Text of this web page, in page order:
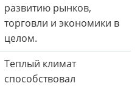
развитию рынков,
торговли и экономики в
целом.
Теплый климат
способствовал